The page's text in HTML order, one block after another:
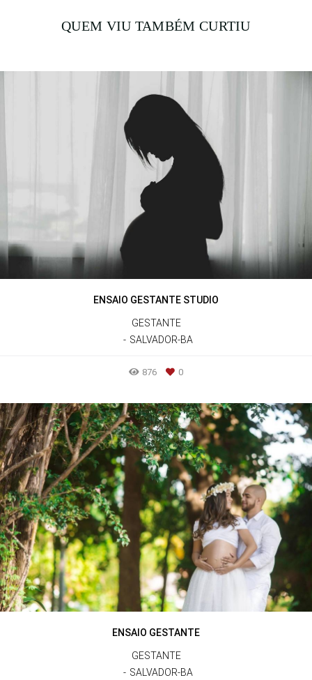
QUEM VIU TAMBÉM CURTIU
ENSAIO GESTANTE STUDIO
GESTANTE
SALVADOR-BA
876 0
ENSAIO GESTANTE
GESTANTE
SALVADOR-BA